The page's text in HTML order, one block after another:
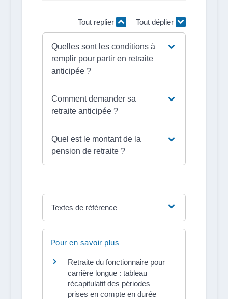
Tout replier Tout déplier
Quelles sont les conditions à
remplir pour partir en retraite
anticipée ?
Comment demander sa
retraite anticipée ?
Quel est le montant de la
pension de retraite ?
Textes de référence
Pour en savoir plus
Retraite du fonctionnaire pour
carrière longue : tableau
récapitulatif des périodes
prises en compte en durée